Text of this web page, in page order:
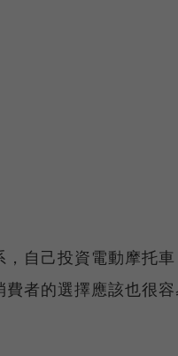
自己投資電動摩托車
者的選擇應該也很容